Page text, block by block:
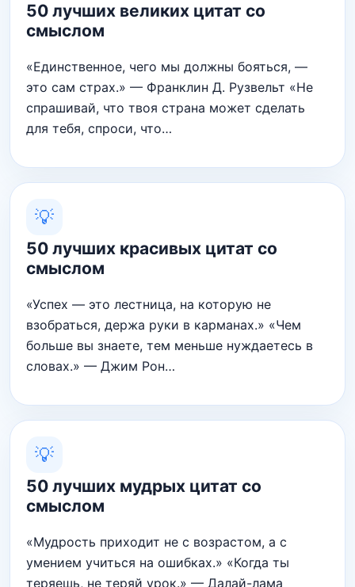
50 лучших великих цитат со
смыслом
«Единственное, чего мы должны бояться, —
это сам страх.» — Франклин Д. Рузвельт «Не
спрашивай, что твоя страна может сделать
для тебя, спроси, что…
💡
50 лучших красивых цитат со
смыслом
«Успех — это лестница, на которую не
взобраться, держа руки в карманах.» «Чем
больше вы знаете, тем меньше нуждаетесь в
словах.» — Джим Рон…
💡
50 лучших мудрых цитат со
смыслом
«Мудрость приходит не с возрастом, а с
умением учиться на ошибках.» «Когда ты
теряешь, не теряй урок.» — Далай-лама